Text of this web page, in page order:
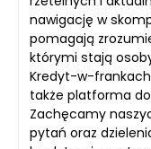
nawigację w
pomagają
którymi stają
Kredyt-w-
także platforma
Zachęcamy
pytań oraz